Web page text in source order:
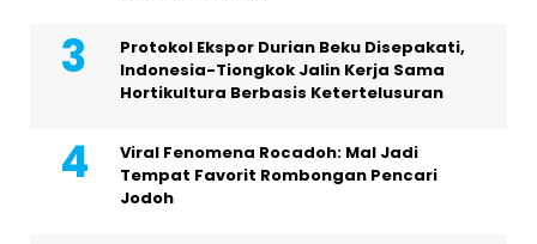
Protokol Ekspor Durian Beku Disepakati,
Indonesia-Tiongkok Jalin Kerja Sama
Hortikultura Berbasis Ketertelusuran
Viral Fenomena Rocadoh: Mal Jadi
Tempat Favorit Rombongan Pencari
Jodoh